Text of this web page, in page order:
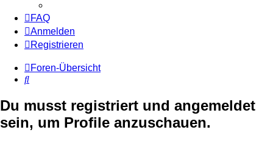
FAQ
Anmelden
Registrieren
Foren-Übersicht
Suche
Du musst registriert und angemeldet
sein, um Profile anzuschauen.